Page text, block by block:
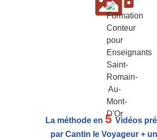
La méthode en 5Vidéos
par Cantin le Voyageur +